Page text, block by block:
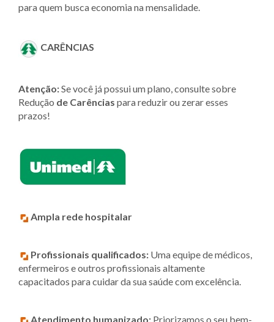
para quem busca economia na mensalidade.
CARÊNCIAS
Atenção:Se você já possui um plano, consulte sobre
Redução de Carências para reduzir ou zerar esses
prazos!
Ampla rede hospitalar
Profissionais qualificados: Uma equipe de médicos,
enfermeiros e outros profissionais altamente
capacitados para cuidar da sua saúde com excelência.
Atendimento humanizado: Priorizamos o seu bem-